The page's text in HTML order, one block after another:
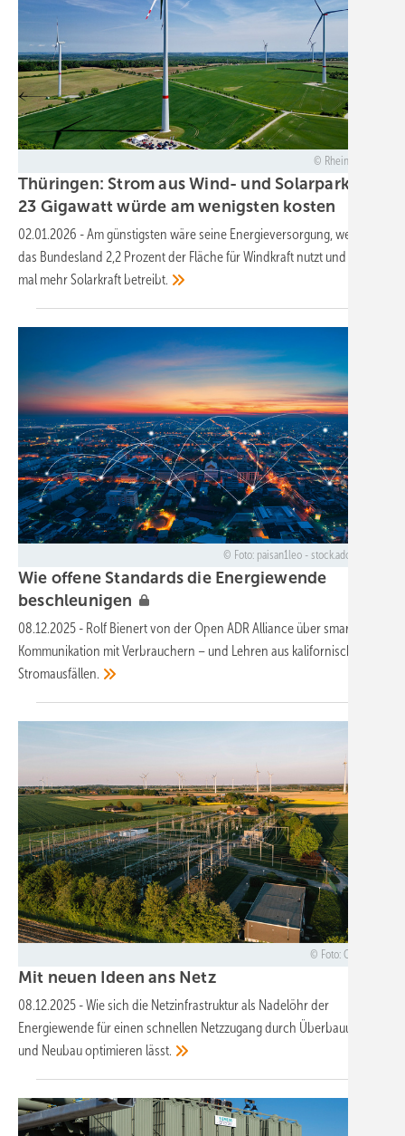
RheinEnergie
Thüringen: Strom aus Wind- und Solarparks mit
23 Gigawatt würde am wenigsten kosten
02.01.2026 -Am günstigsten wäre seine Energieversorgung, wenn
das Bundesland 2,2 Prozent der Fläche für Windkraft nutzt und 1,4-
mal mehr Solarkraft betreibt.
Foto: paisan1leo - stock.adobe.com
Wie offene Standards die Energiewende
beschleunigen
08.12.2025 - Rolf Bienert von der Open ADR Alliance über smarte
Kommunikation mit Verbrauchern – und Lehren aus kalifornischen
Stromausfällen.
Foto: Omexom
Mit neuen Ideen ans Netz
08.12.2025 -Wie sich die Netzinfrastruktur als Nadelöhr der
Energiewende für einen schnellen Netzzugang durch Überbauung
und Neubau optimieren lässt.